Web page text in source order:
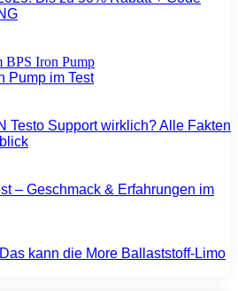
Pump im Test
Testo Support wirklich? Alle Fakten
– Geschmack & Erfahrungen im
kann die More Ballaststoff-Limo